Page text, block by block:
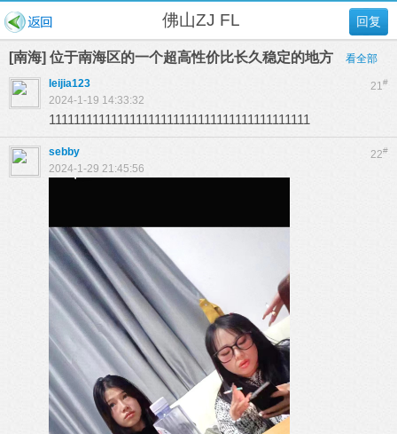
回复
佛山ZJ FL
[南海] 位于南海区的一个超高性价比长久稳定的地方 看全部
21#
leijia123
2024-1-19 14:33:32
111111111111111111111111111111111111111111
22#
sebby
2024-1-29 21:45:56